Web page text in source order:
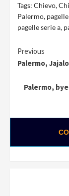
Tags: Chievo,
Palermo,
pagelle serie a,
Continue
Reading
Previous
Palermo,
Palermo,